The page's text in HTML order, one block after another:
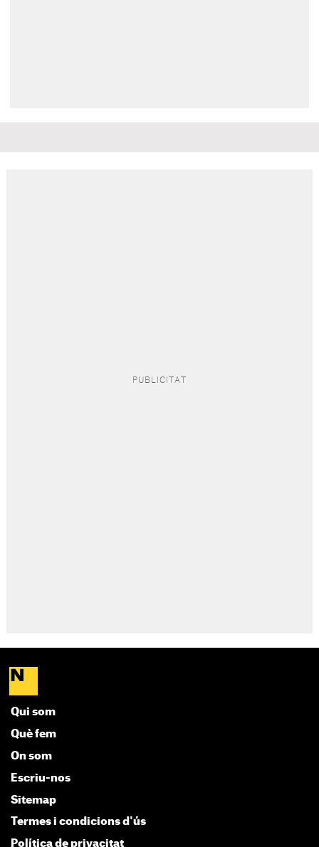
Qui som
Què fem
On som
Escriu-nos
Sitemap
Termes i condicions d'ús
Política de privacitat